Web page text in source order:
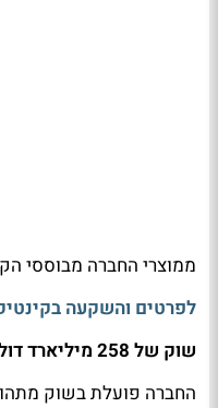
ממוצרי החברה מבוססי
לפרטים והשקעה בקינטיקן החל
שוק של 258 מיליארד דולר
החברה פועלת בשוק